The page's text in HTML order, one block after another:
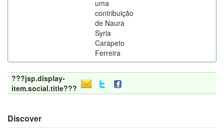
uma
contribuição
de Naura
Syria
Carapeto
Ferreira
???jsp.display-
item.social.title???
Discover